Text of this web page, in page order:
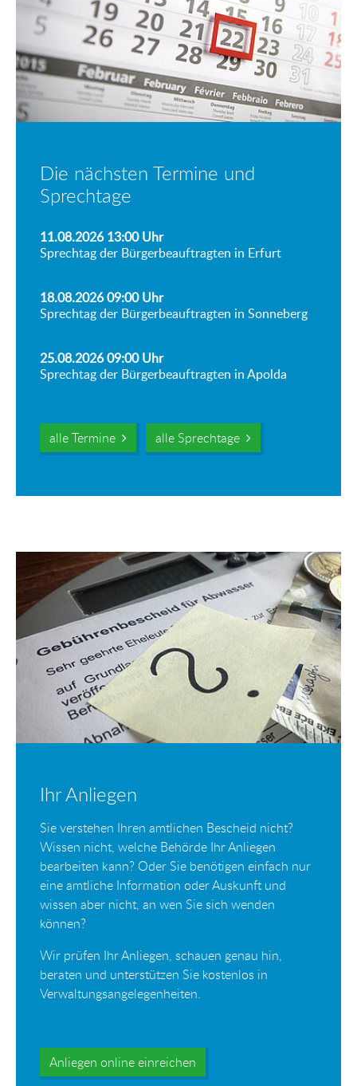
Die nächsten Termine und
Sprechtage
11.08.2026 13:00Uhr
Sprechtag der Bürgerbeauftragten in Erfurt
18.08.2026 09:00Uhr
Sprechtag der Bürgerbeauftragten in Sonneberg
25.08.2026 09:00Uhr
Sprechtag der Bürgerbeauftragten in Apolda
alle Termine alle Sprechtage
Ihr Anliegen
Sie verstehen Ihren amtlichen Bescheid nicht?
Wissen nicht, welche Behörde Ihr Anliegen
bearbeiten kann? Oder Sie benötigen einfach nur
eine amtliche Information oder Auskunft und
wissen aber nicht, an wen Sie sich wenden
können?
Wir prüfen Ihr Anliegen, schauen genau hin,
beraten und unterstützen Sie kostenlos in
Verwaltungsangelegenheiten.
Anliegen online einreichen